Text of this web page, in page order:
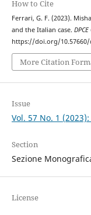
How to Cite
Ferrari, G. F. (2023).
and the Italian case.
https://doi.org/10.57660/
More Citation
Issue
Vol. 57 No. 1
Section
Sezione
License